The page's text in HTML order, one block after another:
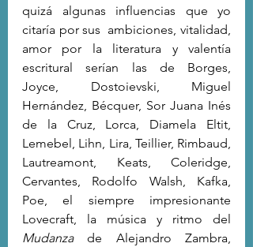
quizá algunas influencias que yo
citaría por sus  ambiciones, vitalidad,
amor por la literatura y valentía
escritural serían las de Borges,
Joyce, Dostoievski, Miguel
Hernández, Bécquer, Sor Juana Inés
de la Cruz, Lorca, Diamela Eltit,
Lemebel, Lihn, Lira, Teillier, Rimbaud,
Lautreamont, Keats, Coleridge,
Cervantes, Rodolfo Walsh, Kafka,
Poe, el siempre impresionante
Mudanza de Alejandro Zambra,